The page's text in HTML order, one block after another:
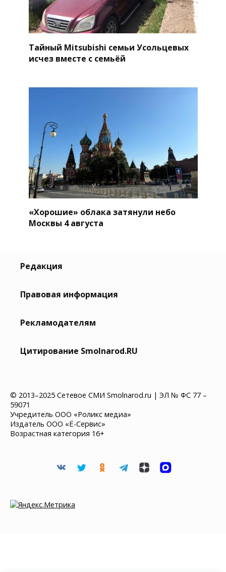
Тайный Mitsubishi семьи Усольцевых
исчез вместе с семьёй
«Хорошие» облака затянули небо
Москвы 4 августа
Редакция
Правовая информация
Рекламодателям
Цитирование Smolnarod.RU
© 2013–2025 Сетевое СМИ Smolnarod.ru | ЭЛ № ФС 77 –
59071
Учредитель ООО «Роликс медиа»
Издатель ООО «Ё-Сервис»
Возрастная категория 16+